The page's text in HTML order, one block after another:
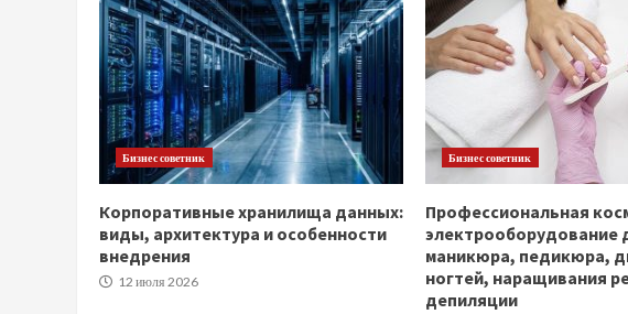
Бизнес советник
Корпоративные хранилища данных:
виды, архитектура и особенности
внедрения
12 июля 2026
Бизнес советник
Профессиональная
электрооборудование
маникюра, педикюра,
ногтей, наращивания
депиляции